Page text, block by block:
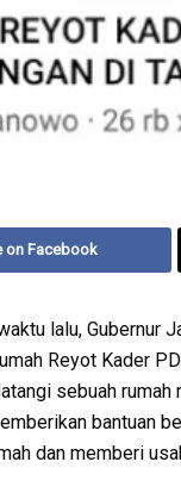
on Facebook
lalu, Gubernur
Reyot Kader
sebuah
bantuan
dan memberi